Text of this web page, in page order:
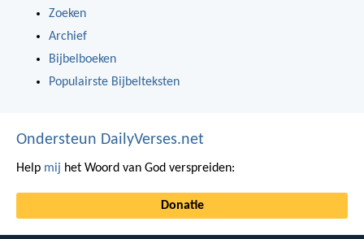
Zoeken
Archief
Bijbelboeken
Populairste Bijbelteksten
Ondersteun DailyVerses.net
Help mij het Woord van God verspreiden:
Donatie